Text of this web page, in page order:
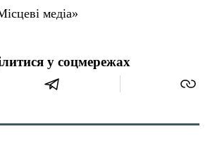
медіа»
у соцмережах